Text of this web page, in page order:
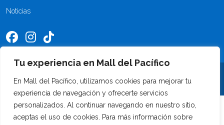
Tu experiencia en Mall del Pacífico
En Mall del Pacífico, utilizamos cookies para mejorar tu
experiencia de navegación y ofrecerte servicios
personalizados. Al continuar navegando en nuestro sitio,
aceptas el uso de cookies. Para más información sobre
Noticias
©2026 Mall del Pacífico. Todos los derechos reservados